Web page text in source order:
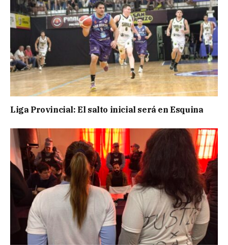
Liga Provincial: El salto inicial será en Esquina